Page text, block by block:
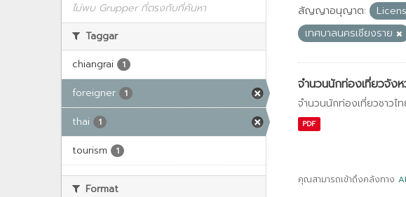
ไม่พบ Grupper ที่ตรงกับที่ค้นหา
Taggar
chiangrai
1
foreigner 1
thai 1
tourism 1
Format
สัญญาอนุญาต:
เทศบาลนครเชียงราย
จำนวนนักท่องเที่ยวจัง
จำนวนนักท่องเที่ยวชาว
PDF
คุณสามารถเข้าถึงคลังทาง